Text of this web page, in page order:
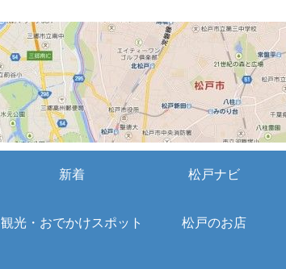
新着 松戸ナビ
観光・おでかけスポット 松戸のお店